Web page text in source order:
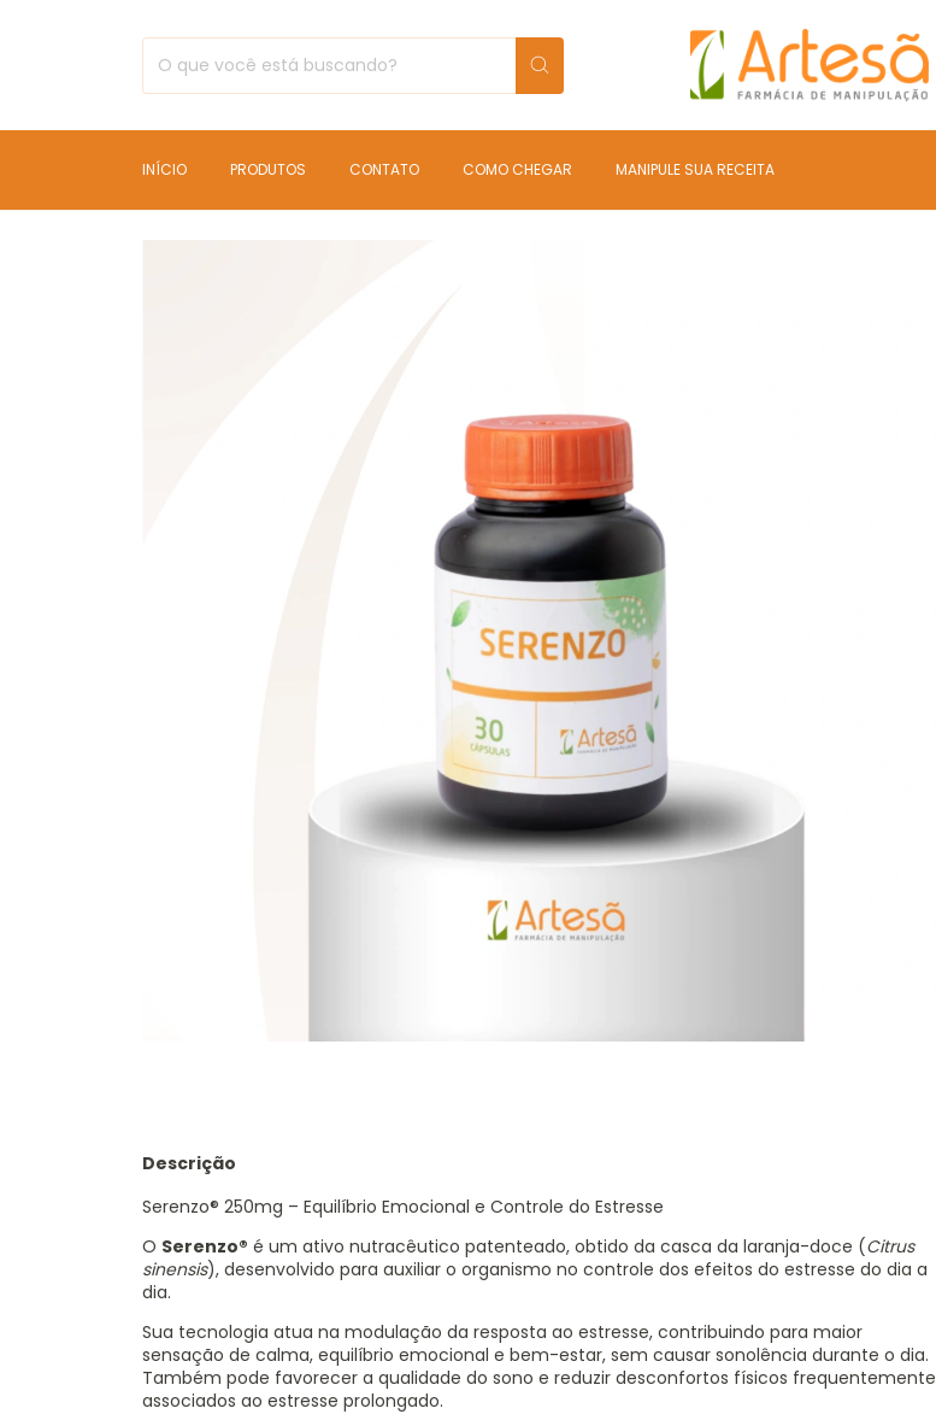
INÍCIO PRODUTOS CONTATO COMO CHEGAR MANIPULE SUA RECEITA
Descrição
Serenzo® 250mg – Equilíbrio Emocional e Controle do Estresse
O Serenzo® é um ativo nutracêutico patenteado, obtido da casca da laranja-doce (Citrus
sinensis), desenvolvido para auxiliar o organismo no controle dos efeitos do estresse do dia a
dia.
Sua tecnologia atua na modulação da resposta ao estresse, contribuindo para maior
sensação de calma, equilíbrio emocional e bem-estar, sem causar sonolência durante o dia.
Também pode favorecer a qualidade do sono e reduzir desconfortos físicos frequentemente
associados ao estresse prolongado.